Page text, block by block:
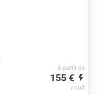
À partir de
155 €
/ nuit